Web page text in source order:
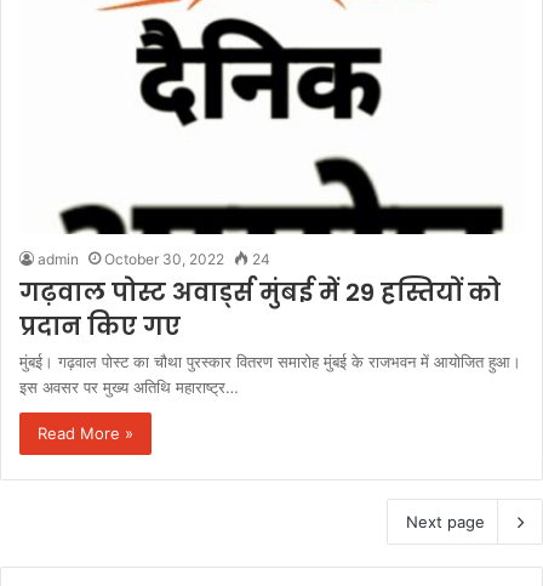
admin October 30, 2022 24
गढ़वाल पोस्ट अवार्ड्स मुंबई में 29 हस्तियों को
प्रदान किए गए
मुंबई। गढ़वाल पोस्ट का चौथा पुरस्कार वितरण समारोह मुंबई के राजभवन में आयोजित हुआ।
इस अवसर पर मुख्य अतिथि महाराष्ट्र…
Read More »
Next page